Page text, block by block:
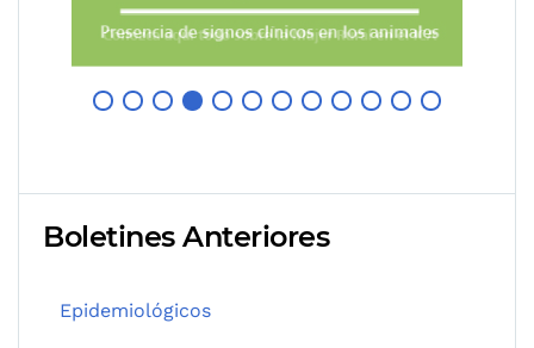
Boletines Anteriores
Epidemiológicos